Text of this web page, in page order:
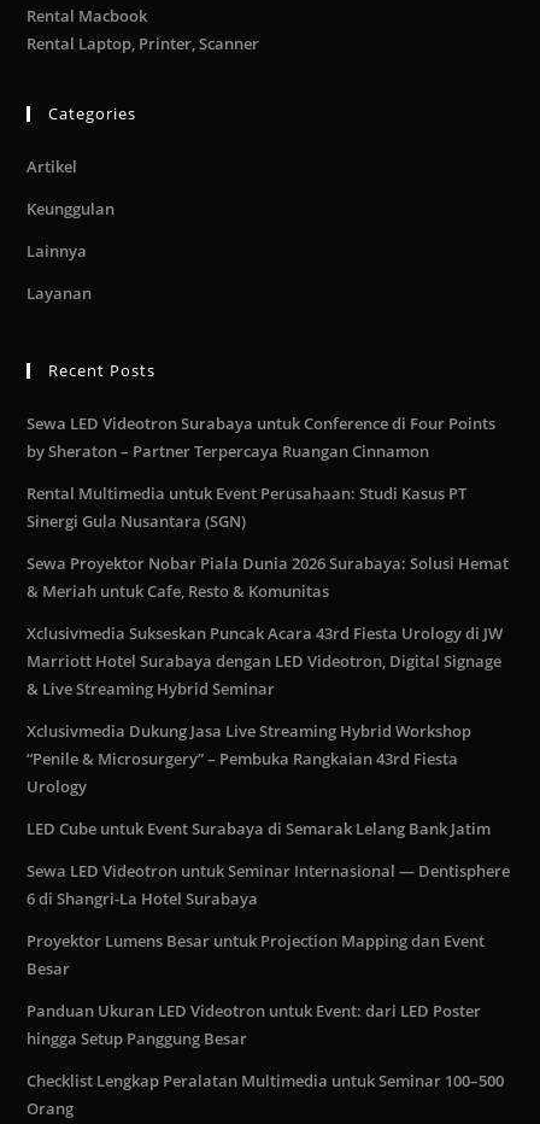
Rental Macbook
Rental Laptop, Printer, Scanner
Categories
Artikel
Keunggulan
Lainnya
Layanan
Recent Posts
Sewa LED Videotron Surabaya untuk Conference di Four Points
by Sheraton – Partner Terpercaya Ruangan Cinnamon
Rental Multimedia untuk Event Perusahaan: Studi Kasus PT
Sinergi Gula Nusantara (SGN)
Sewa Proyektor Nobar Piala Dunia 2026 Surabaya: Solusi Hemat
& Meriah untuk Cafe, Resto & Komunitas
Xclusivmedia Sukseskan Puncak Acara 43rd Fiesta Urology di JW
Marriott Hotel Surabaya dengan LED Videotron, Digital Signage
& Live Streaming Hybrid Seminar
Xclusivmedia Dukung Jasa Live Streaming Hybrid Workshop
“Penile & Microsurgery” – Pembuka Rangkaian 43rd Fiesta
Urology
LED Cube untuk Event Surabaya di Semarak Lelang Bank Jatim
Sewa LED Videotron untuk Seminar Internasional — Dentisphere
6 di Shangri-La Hotel Surabaya
Proyektor Lumens Besar untuk Projection Mapping dan Event
Besar
Panduan Ukuran LED Videotron untuk Event: dari LED Poster
hingga Setup Panggung Besar
Checklist Lengkap Peralatan Multimedia untuk Seminar 100–500
Orang